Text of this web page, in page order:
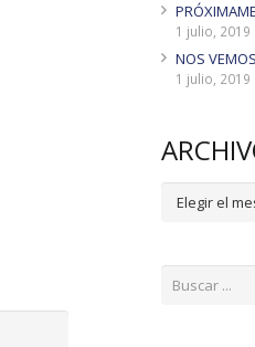
1 julio, 2019
NOS
1 julio, 2019
ARCHIVOS